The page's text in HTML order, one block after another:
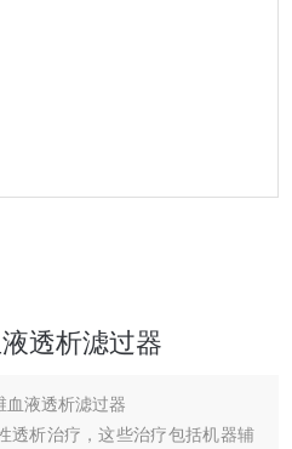
透析滤过器
血液透析滤过器
透析治疗，这些治疗包括机器辅